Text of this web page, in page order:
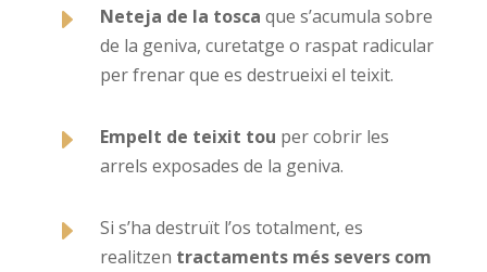
E Neteja de la tosca que s’acumula sobre
de la geniva, curetatge o raspat radicular
per frenar que es destrueixi el teixit.
E Empelt de teixit tou per cobrir les
arrels exposades de la geniva.
E
Si s’ha destruït l’os totalment, es
realitzen tractaments més severs com